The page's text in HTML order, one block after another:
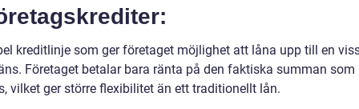
kreditlinje som ger företaget möjlighet att låna upp till en
Företaget betalar bara ränta på den faktiska summan som
vilket ger större flexibilitet än ett traditionellt lån.